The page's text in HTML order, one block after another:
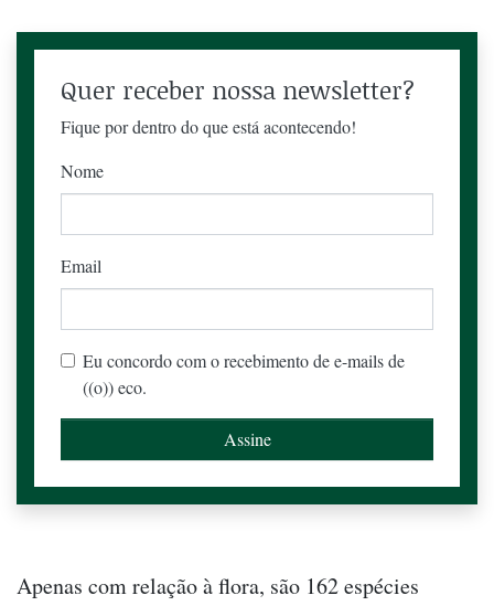
Quer receber nossa newsletter?
Fique por dentro do que está acontecendo!
Nome
Email
Eu concordo com o recebimento de e-mails de
((o)) eco.
Apenas com relação à flora, são 162 espécies